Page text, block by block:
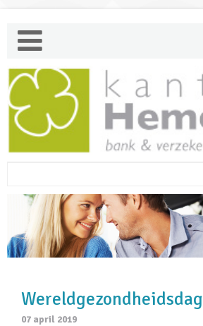
Wereldgezondheidsdag
07 april 2019